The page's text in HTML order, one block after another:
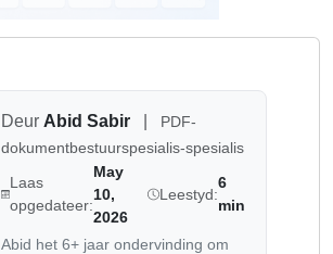
Deur Abid Sabir
PDF-
dokumentbestuurspesialis-spesialis
Laas
opgedateer:
May
10,
2026
Leestyd:
6
min
Abid het 6+ jaar ondervinding om